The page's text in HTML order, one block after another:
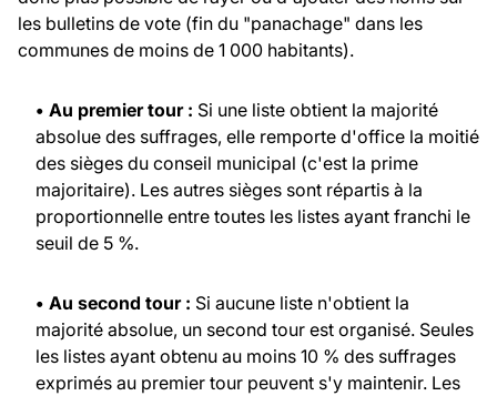
les bulletins de vote (fin du "panachage" dans les
communes de moins de 1 000 habitants).
• Au premier tour : Si une liste obtient la majorité
absolue des suffrages, elle remporte d'office la moitié
des sièges du conseil municipal (c'est la prime
majoritaire). Les autres sièges sont répartis à la
proportionnelle entre toutes les listes ayant franchi le
seuil de 5 %.
• Au second tour : Si aucune liste n'obtient la
majorité absolue, un second tour est organisé. Seules
les listes ayant obtenu au moins 10 % des suffrages
exprimés au premier tour peuvent s'y maintenir. Les